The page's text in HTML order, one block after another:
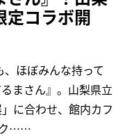
定コラボ開
ほぼみんな持って
まさん』。山梨県立
に合わせ、館内カフ
ク……